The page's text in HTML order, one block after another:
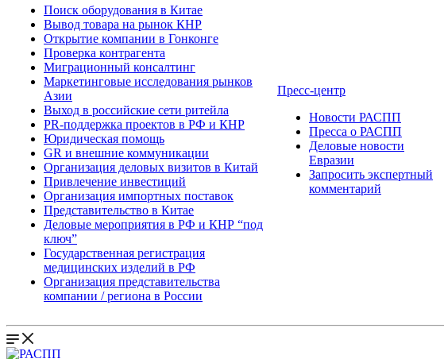
Поиск оборудования в Китае
Вывод товара на рынок КНР
Открытие компании в Гонконге
Проверка контрагента
Миграционный консалтинг
Маркетинговые исследования рынков
Азии
Выход в российские сети ритейла
PR-поддержка проектов в РФ и КНР
Юридическая помощь
GR и внешние коммуникации
Организация деловых визитов в Китай
Привлечение инвестиций
Организация импортных поставок
Представительство в Китае
Деловые мероприятия в РФ и КНР “под
ключ”
Государственная регистрация
медицинских изделий в РФ
Организация представительства
компании / региона в России
Пресс-центр
Новости РАСПП
Пресса о РАСПП
Деловые новости
Евразии
Запросить экспертный
комментарий